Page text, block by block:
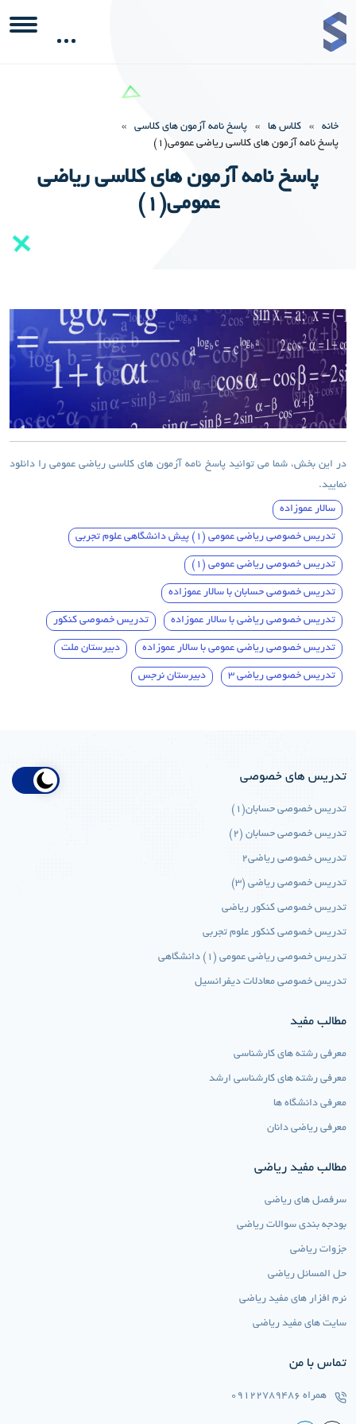
خانه » کلاس ها » پاسخ نامه آزمون های کلاسی
»
پاسخ نامه آزمون های کلاسی ریاضی عمومی(1)
پاسخ نامه آزمون های کلاسی ریاضی
عمومی(1)
در این بخش، شما می توانید پاسخ نامه آزمون های کلاسی ریاضی عمومی را دانلود
نمایید.
سالار عموزاده
تدریس خصوصی ریاضی عمومی (1) پیش دانشگاهی علوم تجربی
تدریس خصوصی ریاضی عمومی (1)
تدریس خصوصی حسابان با سالار عموزاده
تدریس خصوصی ریاضی با سالار عموزاده تدریس خصوصی کنکور
تدریس خصوصی ریاضی عمومی با سالار عموزاده دبیرستان ملت
تدریس خصوصی ریاضی 3 دبیرستان نرجس
تدریس های خصوصی
تدریس خصوصی حسابان(1)
تدریس خصوصی حسابان (2)
تدریس خصوصی ریاضی2
تدریس خصوصی ریاضی (3)
تدریس خصوصی کنکور ریاضی
تدریس خصوصی کنکور علوم تجربی
تدریس خصوصی ریاضی عمومی (1) دانشگاهی
تدریس خصوصی معادلات دیفرانسیل
مطالب مفید
معرفی رشته های کارشناسی
معرفی رشته های کارشناسی ارشد
معرفی دانشگاه ها
معرفی ریاضی دانان
مطالب مفید ریاضی
سرفصل های ریاضی
بودجه بندی سوالات ریاضی
جزوات ریاضی
حل المسائل ریاضی
نرم افزار های مفید ریاضی
سایت های مفید ریاضی
تماس با من
همراه 09122789486